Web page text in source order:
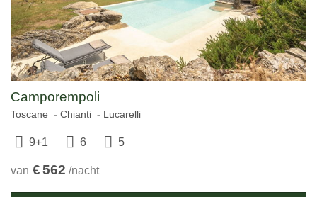
Camporempoli
Toscane Chianti Lucarelli
9+1 6 5
van €562 /nacht